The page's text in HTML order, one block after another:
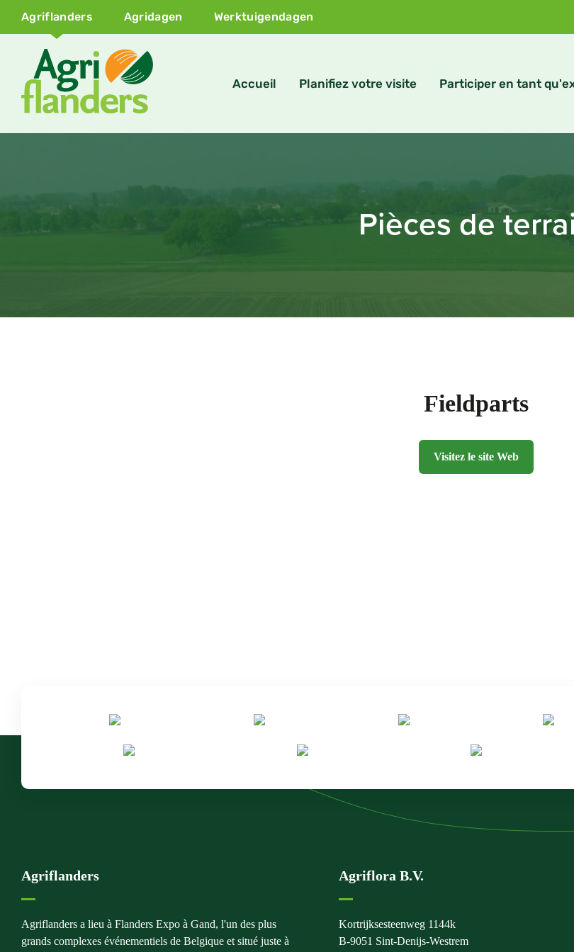
Agriflanders Agridagen Werktuigendagen
Accueil Planifiez votre visite Participer en tant
Pièces de
Fieldparts
Visitez le site Web
Agriflanders
Agriflanders a lieu à Flanders Expo à Gand, l'un des plus
grands complexes événementiels de Belgique et situé juste à
Agriflora B.V.
Kortrijksesteenweg 1144k
B-9051 Sint-Denijs-Westrem